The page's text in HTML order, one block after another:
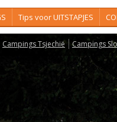
Tips voor UITSTAPJES
Campings Tsjechië Campings